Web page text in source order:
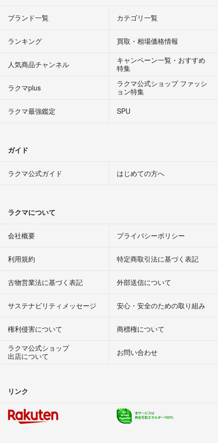
ブランド一覧 カテゴリ一覧
ランキング 買取・相場価格情報
人気商品チャンネル
キャンペーン一覧・おすすめ
特集
ラクマplus
ラクマ公式ショップ ファッシ
ョン特集
ラクマ最強鑑定
SPU
ガイド
ラクマ公式ガイド はじめての方へ
ラクマについて
会社概要 プライバシーポリシー
利用規約 特定商取引法に基づく表記
古物営業法に基づく表記 外部送信について
サステナビリティメッセージ 安心・安全のための取り組み
権利侵害について
商標権について
ラクマ公式ショップ
出店について
お問い合わせ
リンク